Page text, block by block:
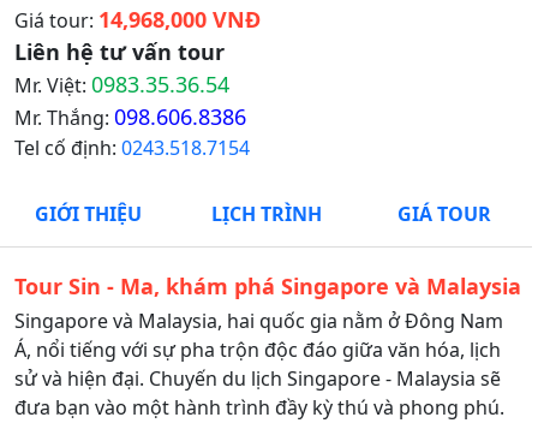
Giá tour: 14,968,000 VNĐ
Liên hệ tư vấn tour
Mr. Việt: 0983.35.36.54
Mr. Thắng: 098.606.8386
Tel cố định: 0243.518.7154
GIỚI THIỆU LỊCH TRÌNH GIÁ TOUR
Tour Sin - Ma, khám phá Singapore và Malaysia
Singapore và Malaysia, hai quốc gia nằm ở Đông Nam
Á, nổi tiếng với sự pha trộn độc đáo giữa văn hóa, lịch
sử và hiện đại. Chuyến du lịch Singapore - Malaysia sẽ
đưa bạn vào một hành trình đầy kỳ thú và phong phú.